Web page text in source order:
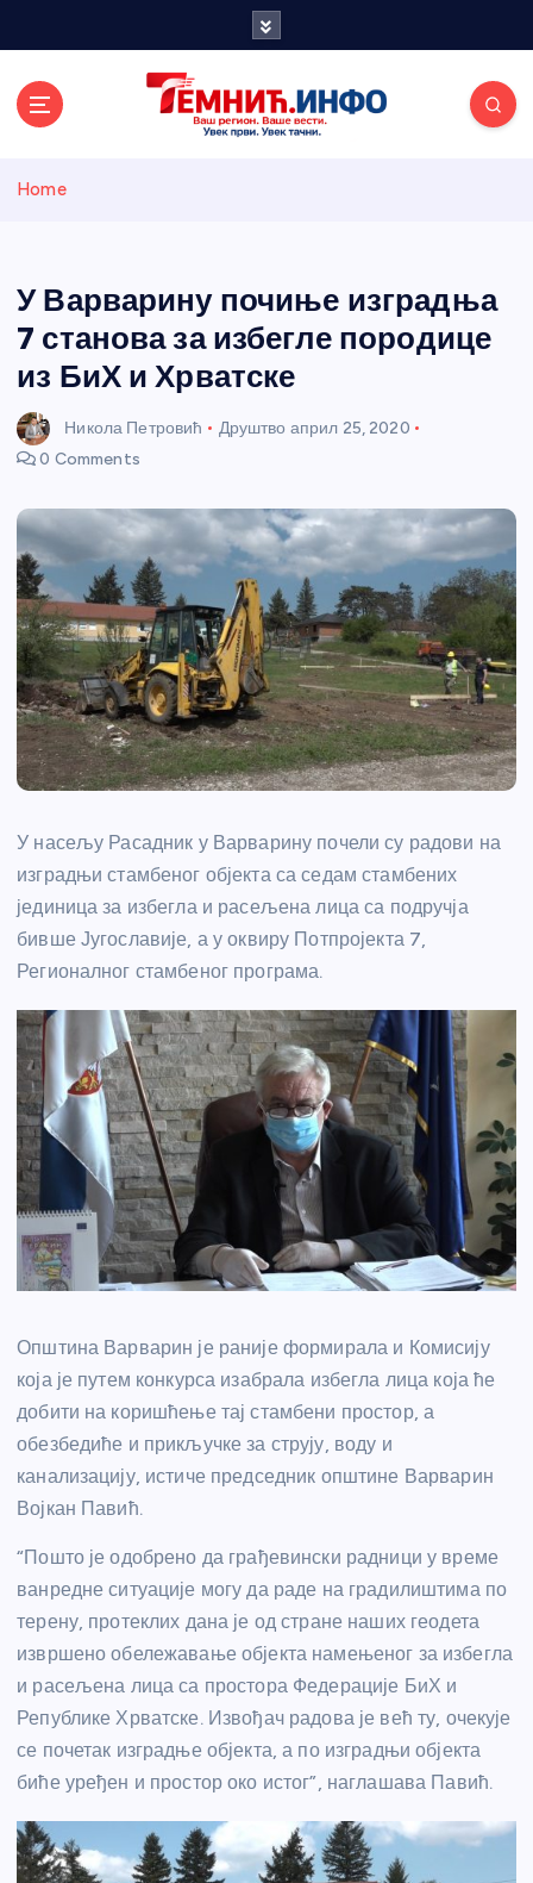
и портал
Home
У Варварину почиње изградња
7 станова за избегле породице
из БиХ и Хрватске
Никола Петровић Друштво април 25, 2020
0 Comments
У насељу Расадник у Варварину почели су радови на
изградњи стамбеног објекта са седам стамбених
јединица за избегла и расељена лица са подручја
бивше Југославије, а у оквиру Потпројекта 7,
Регионалног стамбеног програма.
Општина Варварин је раније формирала и Комисију
која је путем конкурса изабрала избегла лица која ће
добити на коришћење тај стамбени простор, а
обезбедиће и прикључке за струју, воду и
канализацију, истиче председник општине Варварин
Војкан Павић.
“Пошто је одобрено да грађевински радници у време
ванредне ситуације могу да раде на градилиштима по
терену, протеклих дана је од стране наших геодета
извршено обележавање објекта намењеног за избегла
и расељена лица са простора Федерације БиХ и
Републике Хрватске. Извођач радова је већ ту, очекује
се почетак изградње објекта, а по изградњи објекта
биће уређен и простор око истог”, наглашава Павић.